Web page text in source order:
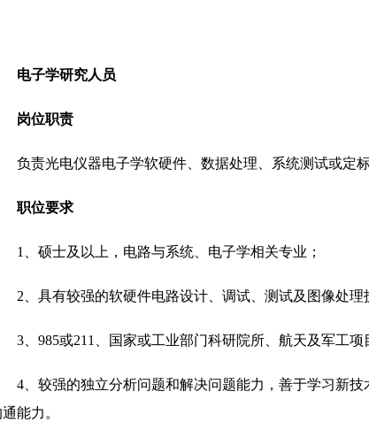
电子学研究人员
岗位职责
负责光电仪器电子学软硬件、数据处理、系统测试或定
职位要求
1 、硕士及以上，电路与系统、电子学相关专业；
2 、具有较强的软硬件电路设计、调试、测试及图像处理
3、 985或211 、国家或工业部门科研院所、航天及军工项
4、较强的独立分析问题和解决问题能力，善于学习新
能力。